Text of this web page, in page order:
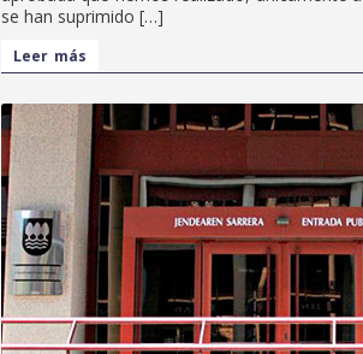
se han suprimido […]
Leer más